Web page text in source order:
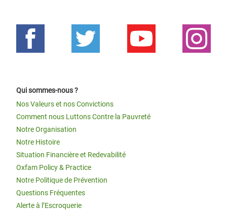
Qui sommes-nous ?
Nos Valeurs et nos Convictions
Comment nous Luttons Contre la Pauvreté
Notre Organisation
Notre Histoire
Situation Financière et Redevabilité
Oxfam Policy & Practice
Notre Politique de Prévention
Questions Fréquentes
Alerte à l’Escroquerie